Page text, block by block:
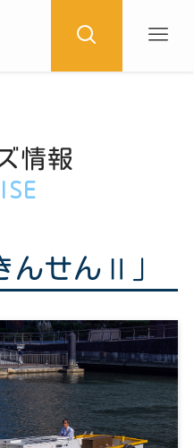
情報
んせんⅡ」